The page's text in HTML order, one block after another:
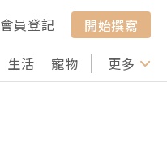
會員登記
開始撰寫
生活 寵物 行山 打卡
更多